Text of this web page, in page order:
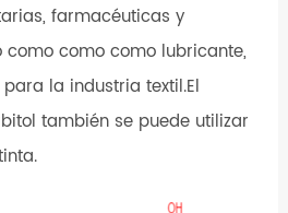
farmacéuticas y
como como lubricante,
la industria textil.El
también se puede utilizar